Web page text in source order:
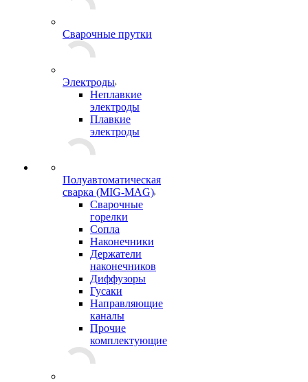
Сварочные прутки
Электроды
Неплавкие
электроды
Плавкие
электроды
Полуавтоматическая
сварка (MIG-MAG)
Сварочные
горелки
Сопла
Наконечники
Держатели
наконечников
Диффузоры
Гусаки
Направляющие
каналы
Прочие
комплектующие